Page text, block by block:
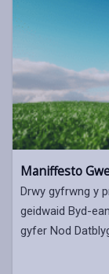
Maniffesto
Drwy gyfrwng y
geidwaid Byd-
gyfer Nod